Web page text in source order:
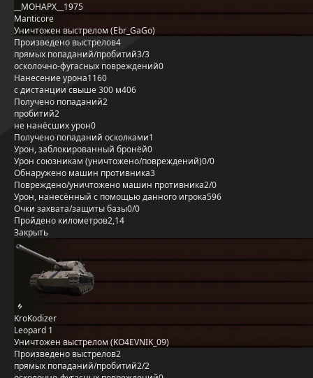
__MOHAPX__1975
Manticore
Уничтожен выстрелом (Ebr_GaGo)
Произведено выстрелов4
прямых попаданий/пробитий3/3
осколочно-фугасных повреждений0
Нанесение урона1160
с дистанции свыше 300 м406
Получено попаданий2
пробитий2
не нанёсших урон0
Получено попаданий осколками1
Урон, заблокированный бронёй0
Урон союзникам (уничтожено/повреждений)0/0
Обнаружено машин противника3
Повреждено/уничтожено машин противника2/0
Урон, нанесённый с помощью данного игрока596
Очки захвата/защиты базы0/0
Пройдено километров2,14
Закрыть
KroKodizer
Leopard 1
Уничтожен выстрелом (KO4EVNIK_09)
Произведено выстрелов2
прямых попаданий/пробитий2/2